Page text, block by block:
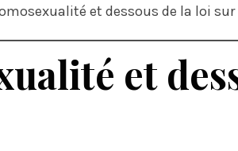
et dessous de la loi
et